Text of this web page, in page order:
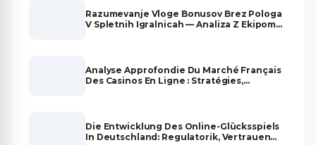
Razumevanje Vloge Bonusov Brez Pologa
V Spletnih Igralnicah — Analiza Z Ekipom
Analyse Approfondie Du Marché Français
Des Casinos En Ligne : Stratégies,
Die Entwicklung Des Online-Glücksspiels
In Deutschland: Regulatorik, Vertrauen